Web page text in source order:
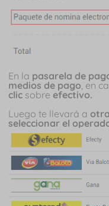
En la pasarela de
medios de pago , en
clic sobre efectivo.
Luego te llevará a
seleccionar el